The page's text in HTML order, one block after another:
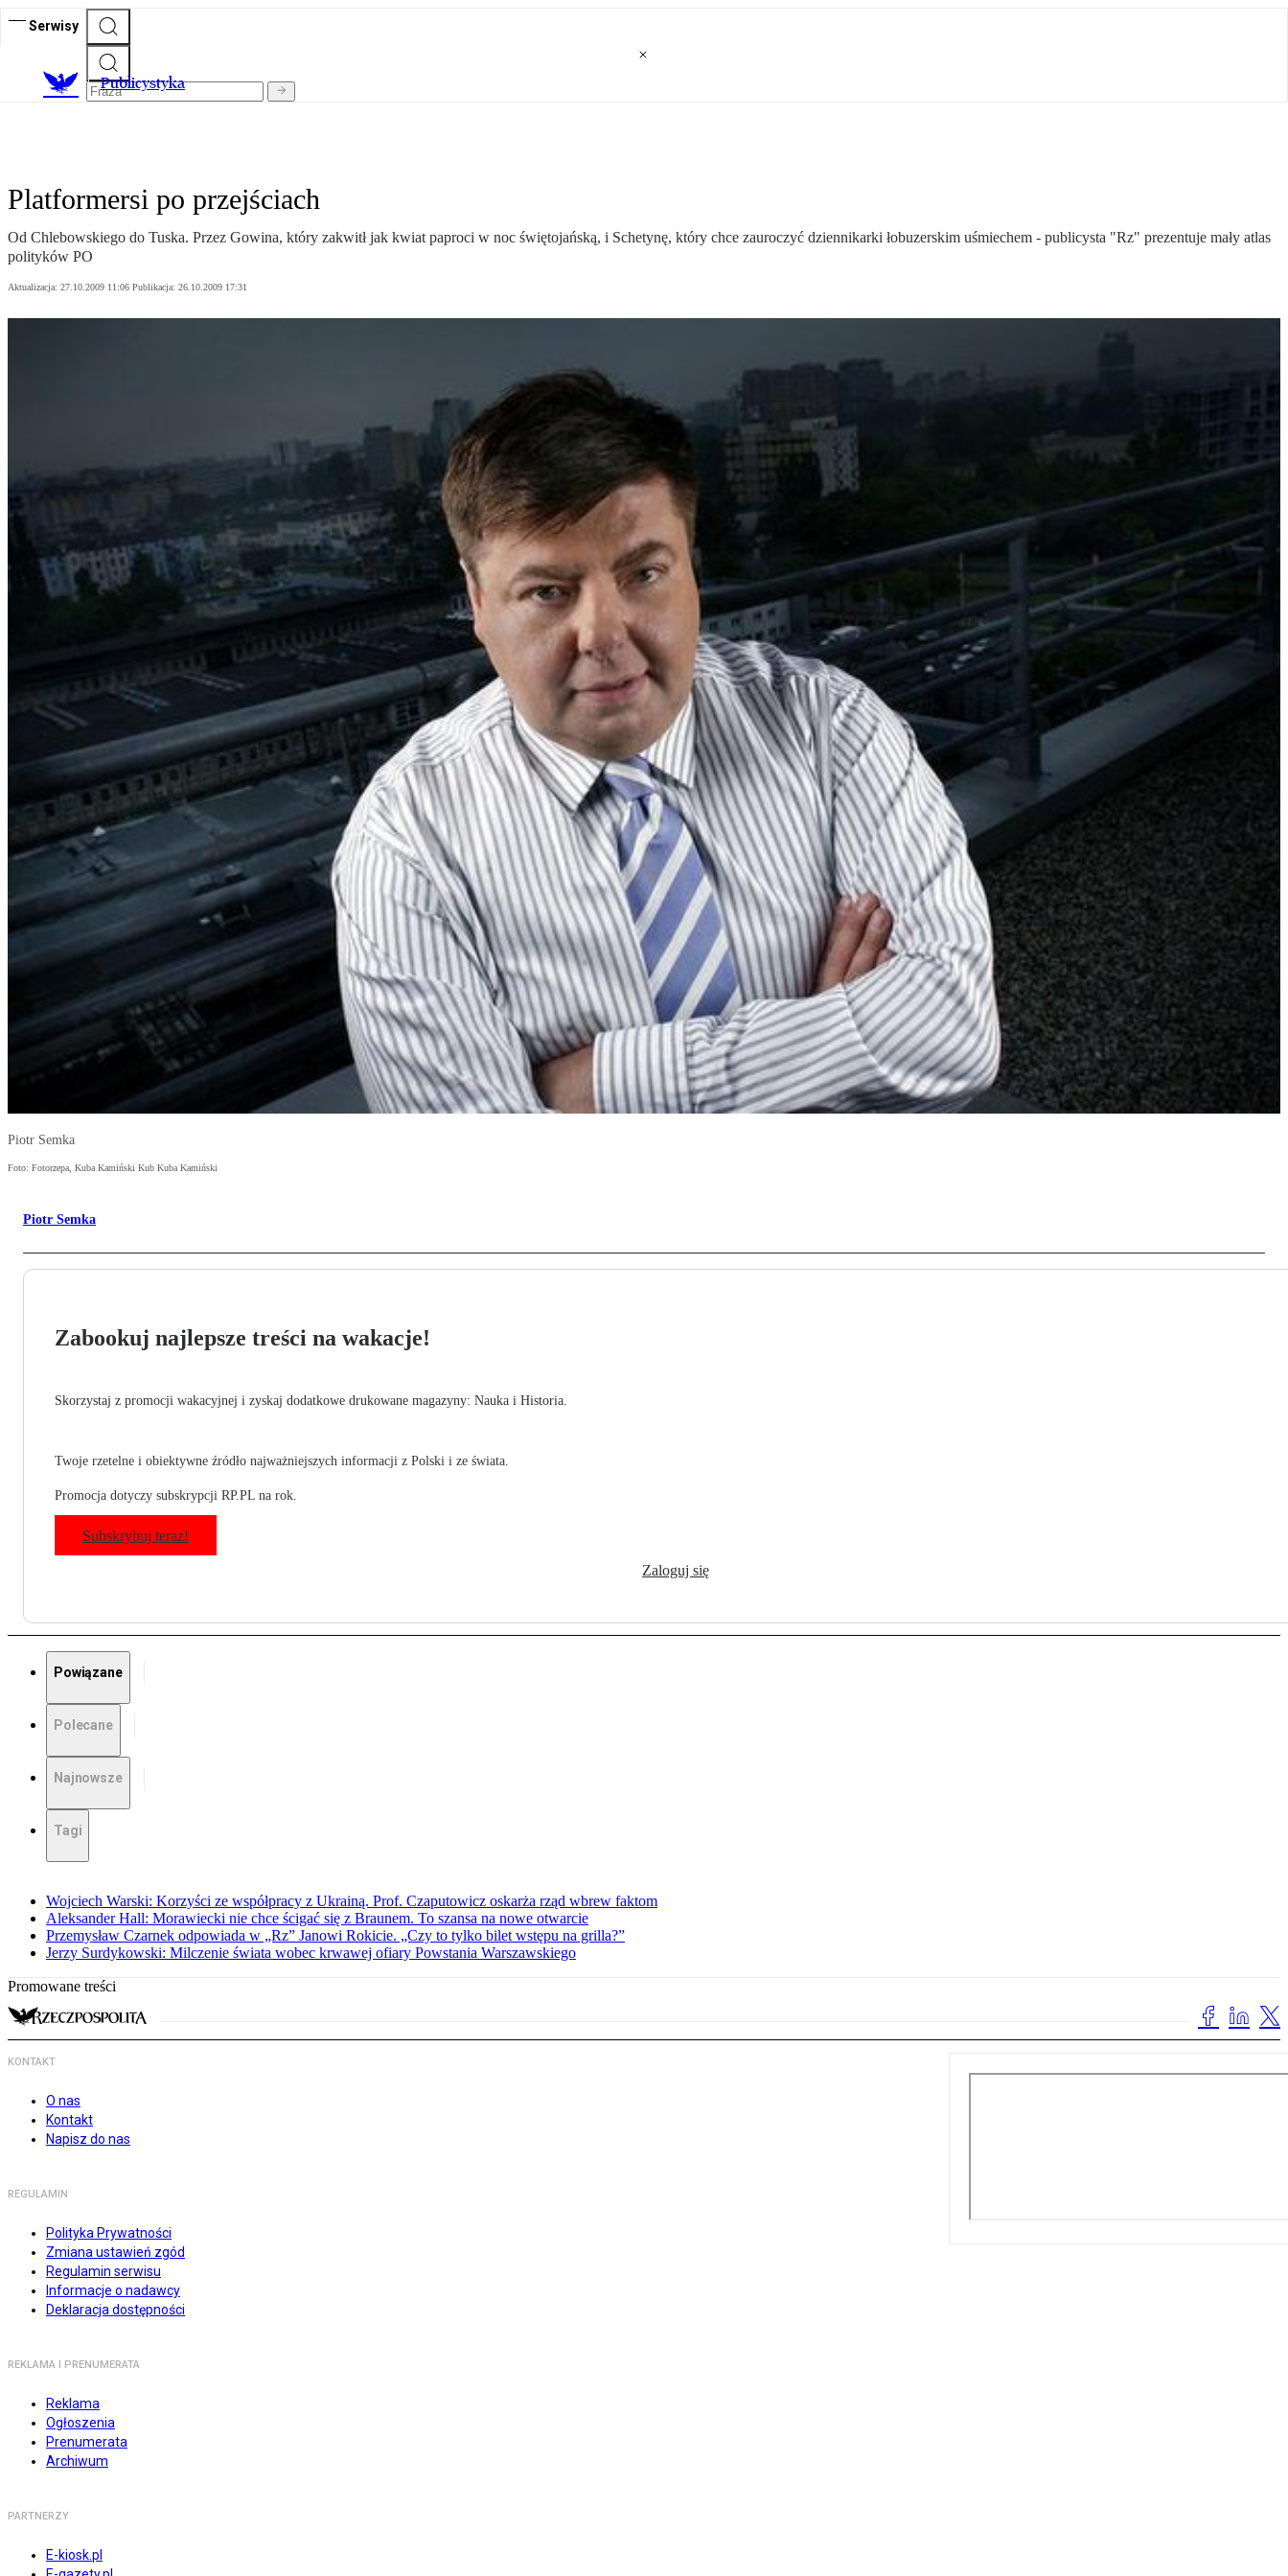
Serwisy
Publicystyka
Platformersi po przejściach
Od Chlebowskiego do Tuska. Przez Gowina, który zakwitł jak kwiat paproci w noc świętojańską, i Schetynę, który chce zauroczyć dziennikarki łobuzerskim uśmiechem - publicysta "Rz" prezentuje mały atlas
polityków PO
Aktualizacja: 27.10.2009 11:06 Publikacja: 26.10.2009 17:31
Piotr Semka
Foto: Fotorzepa, Kuba Kamiński Kub Kuba Kamiński
Piotr Semka
Zabookuj najlepsze treści na wakacje!
Skorzystaj z promocji wakacyjnej i zyskaj dodatkowe drukowane magazyny: Nauka i Historia.
Twoje rzetelne i obiektywne źródło najważniejszych informacji z Polski i ze świata.
Promocja dotyczy subskrypcji RP.PL na rok.
Subskrybuj teraz!
Zaloguj się
Powiązane
Polecane
Najnowsze
Tagi
Wojciech Warski: Korzyści ze współpracy z Ukrainą. Prof. Czaputowicz oskarża rząd wbrew faktom
Aleksander Hall: Morawiecki nie chce ścigać się z Braunem. To szansa na nowe otwarcie
Przemysław Czarnek odpowiada w „Rz” Janowi Rokicie. „Czy to tylko bilet wstępu na grilla?”
Jerzy Surdykowski: Milczenie świata wobec krwawej ofiary Powstania Warszawskiego
Promowane treści
KONTAKT
O nas
Kontakt
Napisz do nas
REGULAMIN
Polityka Prywatności
Zmiana ustawień zgód
Regulamin serwisu
Informacje o nadawcy
Deklaracja dostępności
REKLAMA I PRENUMERATA
Reklama
Ogłoszenia
Prenumerata
Archiwum
PARTNERZY
E-kiosk.pl